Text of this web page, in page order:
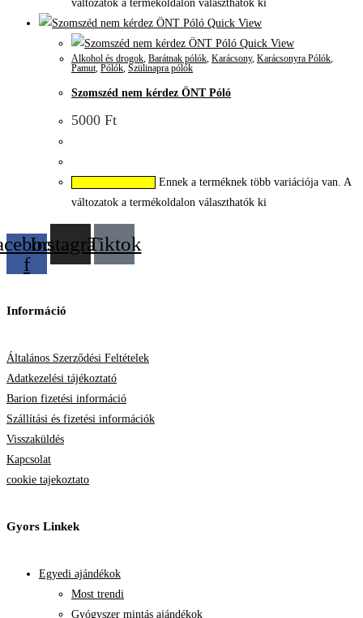
változatok a termékoldalon választhatók ki
Quick View
Quick View
Alkohol és drogok, Barátnak pólók, Karácsony, Karácsonyra Pólók,
Pamut, Pólók, Szülinapra pólók
Szomszéd nem kérdez ÖNT Póló
5000 Ft
Ennek a terméknek több variációja van. A
változatok a termékoldalon választhatók ki
f
InstagramTiktok
Információ
Általános Szerződési Feltételek
Adatkezelési tájékoztató
Barion fizetési információ
Szállítási és fizetési információk
Visszaküldés
Kapcsolat
cookie tajekoztato
Gyors Linkek
Egyedi ajándékok
Most trendi
Gyógyszer mintás ajándékok